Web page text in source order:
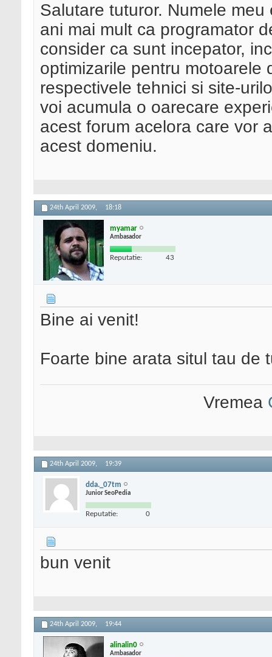
Salutare tuturor. Numele
ani mai mult ca programator
consider ca sunt incepator,
optimizarile pentru motoarele
respectivele tehnici si site-
voi acumula o oarecare
acest forum acelora care vor
acest domeniu.
24th April 2009, 18:18
myamar
Ambasador
Reputatie: 43
Bine ai venit!
Foarte bine arata situl tau de
Vremea
24th April 2009, 19:39
dda._07tm
Junior SeoPedia
Reputatie: 0
bun venit
24th April 2009, 19:44
alinalin0
Ambasador